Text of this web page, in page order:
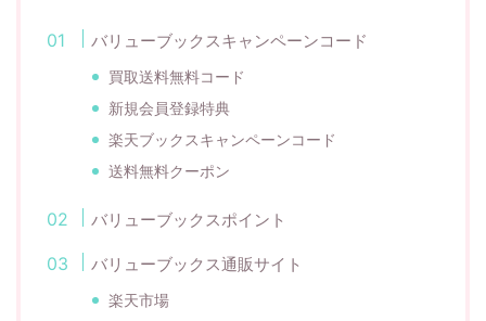
バリューブックスキャンペーンコード
買取送料無料コード
新規会員登録特典
楽天ブックスキャンペーンコード
送料無料クーポン
バリューブックスポイント
バリューブックス通販サイト
楽天市場